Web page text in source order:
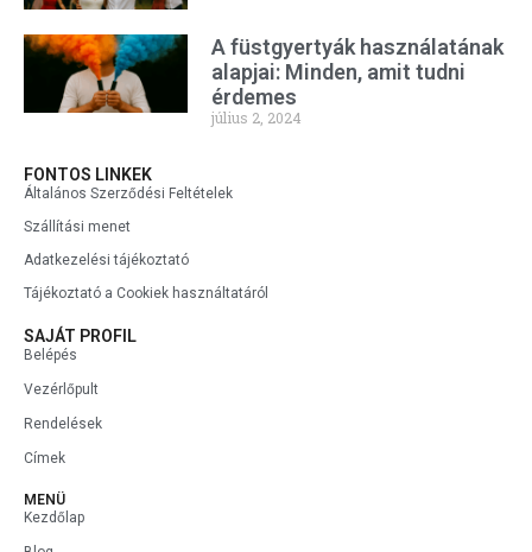
A füstgyertyák használatának
alapjai: Minden, amit tudni
érdemes
július 2, 2024
FONTOS LINKEK
Általános Szerződési Feltételek
Szállítási menet
Adatkezelési tájékoztató
Tájékoztató a Cookiek használtatáról
SAJÁT PROFIL
Belépés
Vezérlőpult
Rendelések
Címek
MENÜ
Kezdőlap